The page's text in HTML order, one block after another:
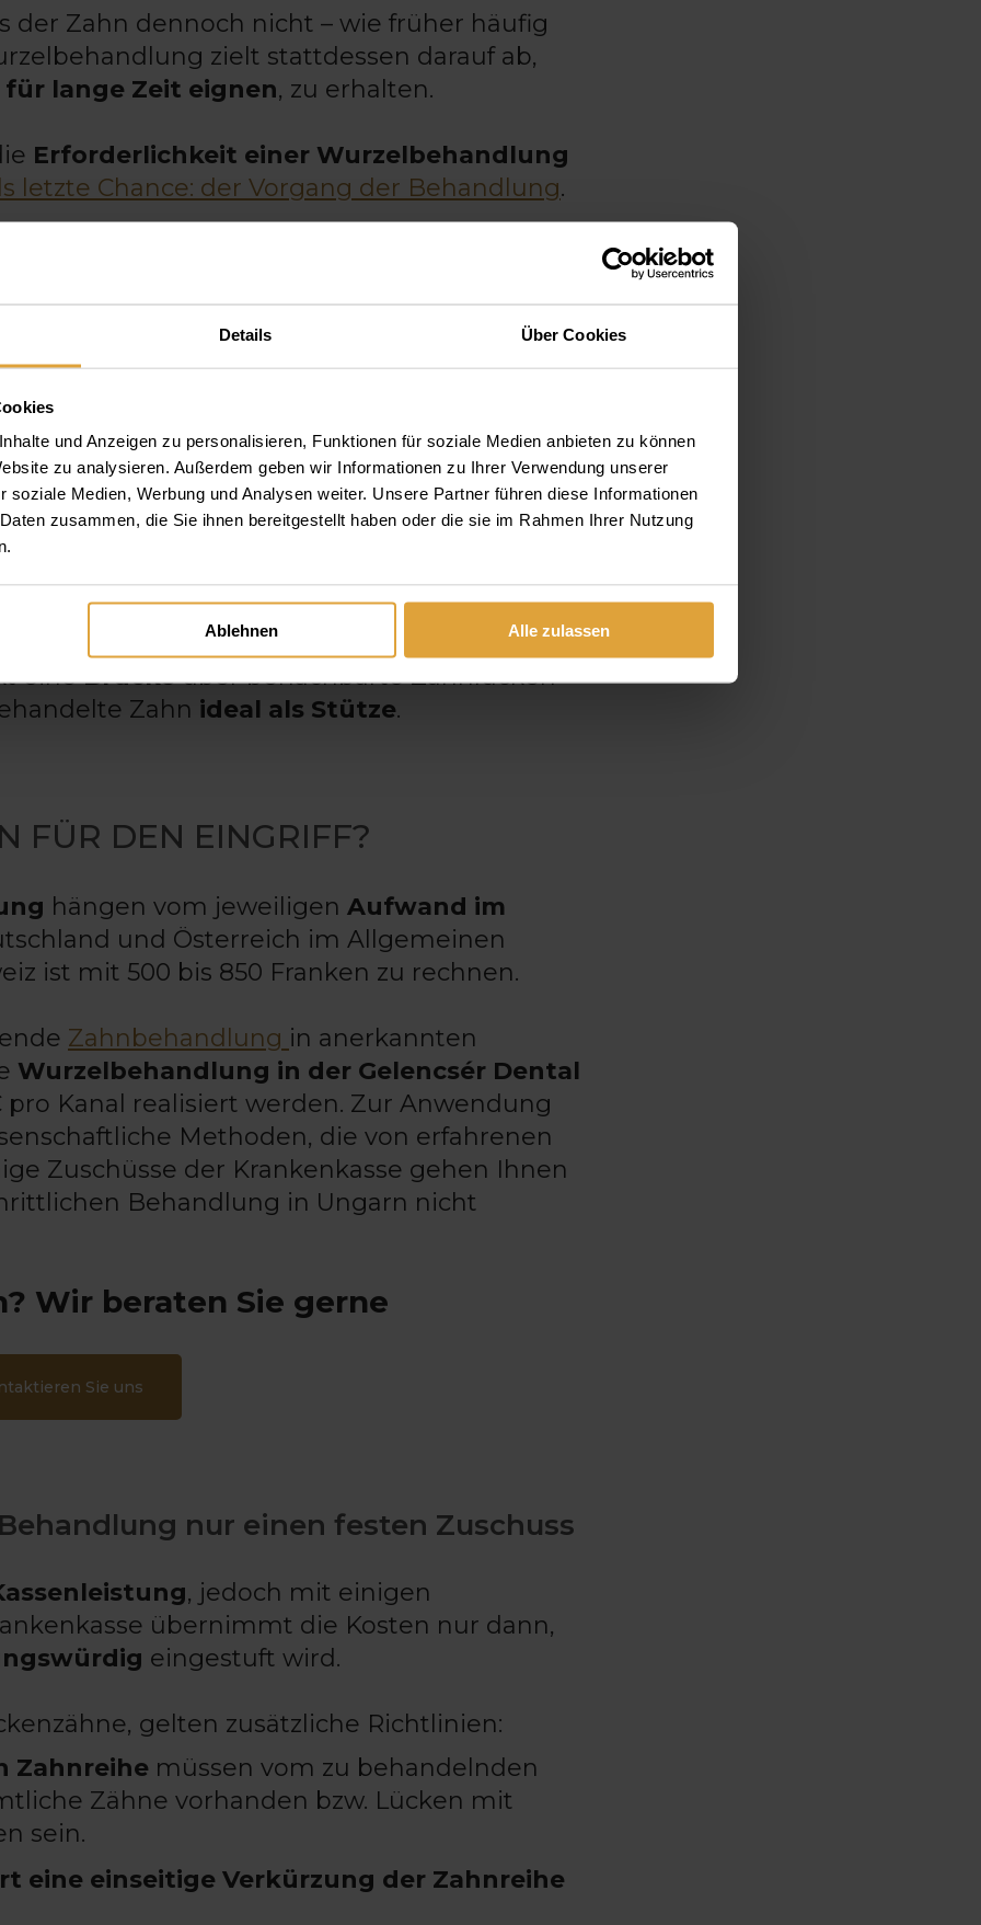
Details Über Cookies
und Anzeigen zu personalisieren, Funktionen für soziale Medien anbieten zu können
zu analysieren. Außerdem geben wir Informationen zu Ihrer Verwendung unserer
soziale Medien, Werbung und Analysen weiter. Unsere Partner führen diese Informationen
zusammen, die Sie ihnen bereitgestellt haben oder die sie im Rahmen Ihrer Nutzung
Ablehnen Alle zulassen
der Zahn dennoch nicht – wie früher häufig
zielt stattdessen darauf ab,
lange Zeit eignen, zu erhalten.
Erforderlichkeit einer Wurzelbehandlung
letzte Chance: der Vorgang der Behandlung.
bietet für Patienten gleich
bleibt dem Patienten erspart.
vom wurzelbehandelten Zahn zu den
aufwendigemZahnersatzist
eineBrückeüber benachbarte Zahnlücken
Zahn ideal als Stütze.
FÜR DEN EINGRIFF?
hängen vom jeweiligen Aufwand im
und Österreich im Allgemeinen
ist mit 500 bis 850 Franken zu rechnen.
Zahnbehandlung in anerkannten
Wurzelbehandlung in der Gelencsér Dental
pro Kanal realisiert werden. Zur Anwendung
Methoden, die von erfahrenen
Zuschüsse der Krankenkasse gehen Ihnen
Behandlung in Ungarn nicht
Wir beraten Sie gerne
Sie uns
nur einen festen Zuschuss
, jedoch mit einigen
übernimmt die Kosten nur dann,
eingestuft wird.
gelten zusätzliche Richtlinien:
Zahnreihe müssen vom zu behandelnden
Zähne vorhanden bzw. Lücken mit
sein.
eine einseitige Verkürzung der Zahnreihe